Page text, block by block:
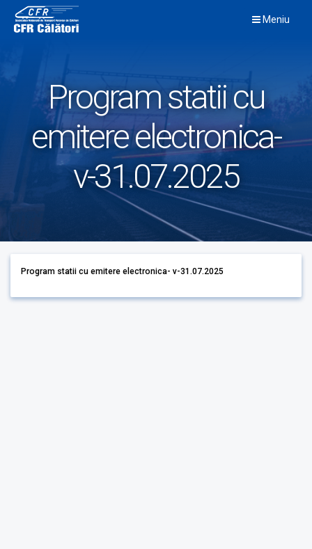
content
Meniu
Program statii cu
emitere electronica-
v-31.07.2025
Program statii cu emitere electronica- v-31.07.2025